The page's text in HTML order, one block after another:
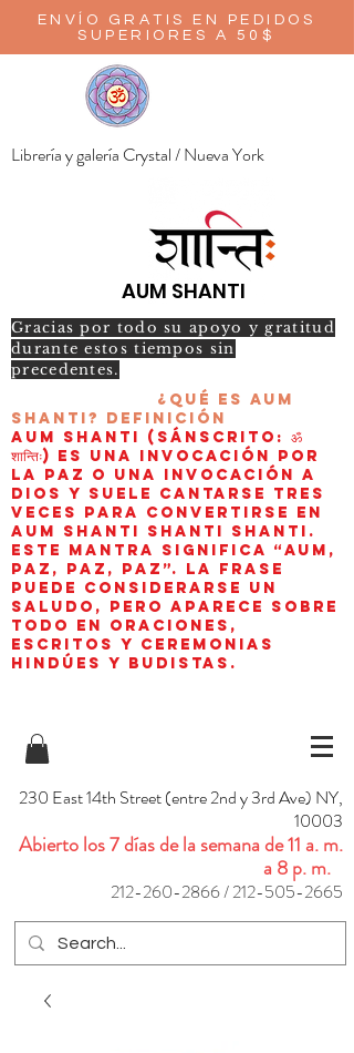
ENVÍO GRATIS EN PEDIDOS
SUPERIORES A 50$
Librería y galería Crystal / Nueva York
AUM SHANTI
Gracias por todo su apoyo y gratitud
durante estos tiempos sin
precedentes.
¿Qué es AUM
Shanti? Definición
AUM Shanti (sánscrito: ॐ
शान्तिः) es una invocación por
la paz o una invocación a
Dios y suele cantarse tres
veces para convertirse en
aum shanti shanti shanti.
Este mantra significa “AUM,
paz, paz, paz”. La frase
puede considerarse un
saludo, pero aparece sobre
todo en oraciones,
escritos y ceremonias
hindúes y budistas.
230 East 14th Street (entre 2nd y 3rd Ave) NY,
10003
Abierto los 7 días de la semana de 11 a. m.
a 8 p. m.
212-260-2866/212-505-2665